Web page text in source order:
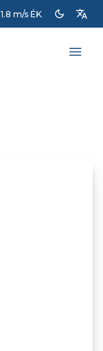
1.8 m/s ÉK dark_mode translate
menu